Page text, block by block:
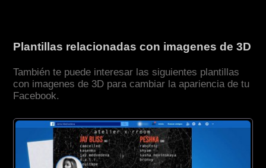
Plantillas relacionadas con imagenes de 3D
También te puede interesar las siguientes plantillas
con imagenes de 3D para cambiar la apariencia de tu
Facebook.